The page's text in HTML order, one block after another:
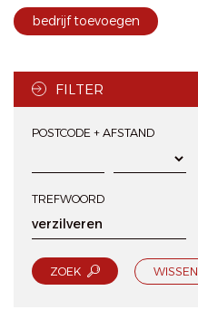
bedrijf toevoegen
FILTER
POSTCODE + AFSTAND
TREFWOORD
ZOEK WISSEN